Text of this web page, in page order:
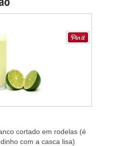
cortado em rodelas (é
com a casca lisa)